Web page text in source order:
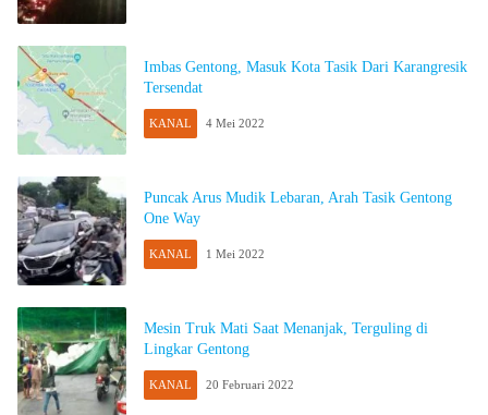
Imbas Gentong, Masuk Kota Tasik Dari Karangresik
Tersendat
KANAL 4 Mei 2022
Puncak Arus Mudik Lebaran, Arah Tasik Gentong
One Way
KANAL 1 Mei 2022
Mesin Truk Mati Saat Menanjak, Terguling di
Lingkar Gentong
KANAL 20 Februari 2022